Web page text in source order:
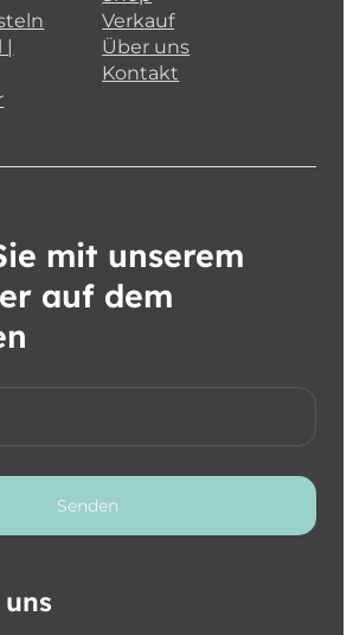
|
Verkauf
Über uns
Kontakt
mit unserem
auf dem
Senden